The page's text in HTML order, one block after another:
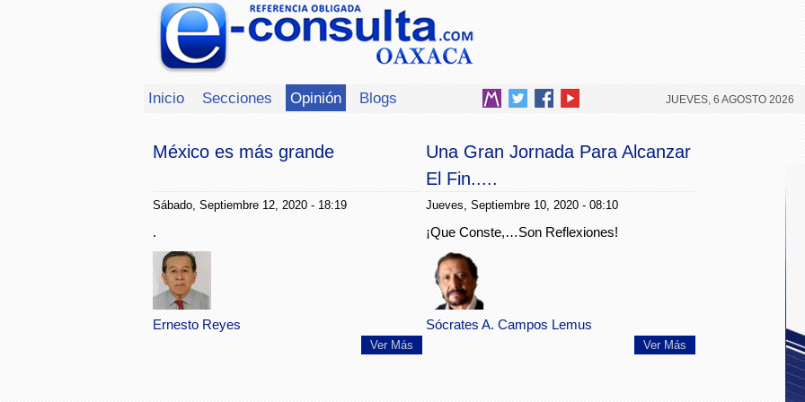
Inicio Secciones Opinión Blogs JUEVES, 6 AGOSTO 2026
México es más grande
Sábado, Septiembre 12, 2020 - 18:19
.
Ernesto Reyes
Ver Más
Una Gran Jornada Para Alcanzar
El Fin.....
Jueves, Septiembre 10, 2020 - 08:10
¡Que Conste,…Son Reflexiones!
Sócrates A. Campos Lemus
Ver Más